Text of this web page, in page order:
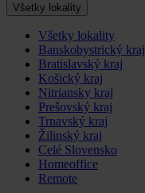
Všetky lokality
Všetky lokality
Banskobystrický kraj
Bratislavský kraj
Košický kraj
Nitriansky kraj
Prešovský kraj
Trnavský kraj
Žilinský kraj
Celé Slovensko
Homeoffice
Remote